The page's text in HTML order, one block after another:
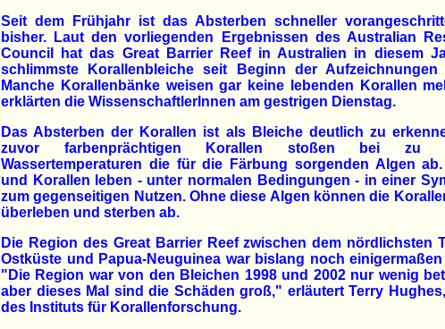
Seit dem Frühjahr ist das Absterben schneller
bisher. Laut den vorliegenden Ergebnissen des Australian
Council hat das Great Barrier Reef in Australien in diesem
schlimmste Korallenbleiche seit Beginn der Aufzeichnungen
Manche Korallenbänke weisen gar keine lebenden Korallen
erklärten die WissenschaftlerInnen am gestrigen Dienstag.
Das Absterben der Korallen ist als Bleiche deutlich zu
zuvor farbenprächtigen Korallen stoßen bei zu
Wassertemperaturen die für die Färbung sorgenden Algen
und Korallen leben - unter normalen Bedingungen - in einer
zum gegenseitigen Nutzen. Ohne diese Algen können die
überleben und sterben ab.
Die Region des Great Barrier Reef zwischen dem nördlichsten
Ostküste und Papua-Neuguinea war bislang noch
"Die Region war von den Bleichen 1998 und 2002 nur wenig
aber dieses Mal sind die Schäden groß," erläutert Terry
des Instituts für Korallenforschung.